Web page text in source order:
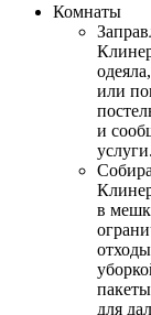
Комнаты
или
и
услуги.
в
для